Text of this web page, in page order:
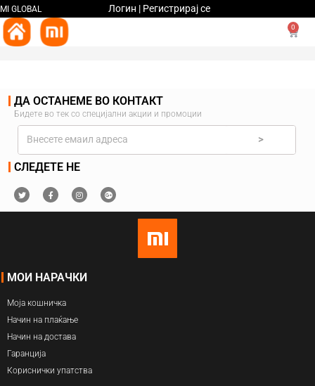
MI GLOBAL Логин | Регистрирај се
0
ДА ОСТАНЕМЕ ВО КОНТАКТ
Бидете во тек со специјални акции и промоции
>
СЛЕДЕТЕ НЕ
МОИ НАРАЧКИ
Моја кошничка
Начин на плаќање
Начин на достава
Гаранција
Кориснички упатства